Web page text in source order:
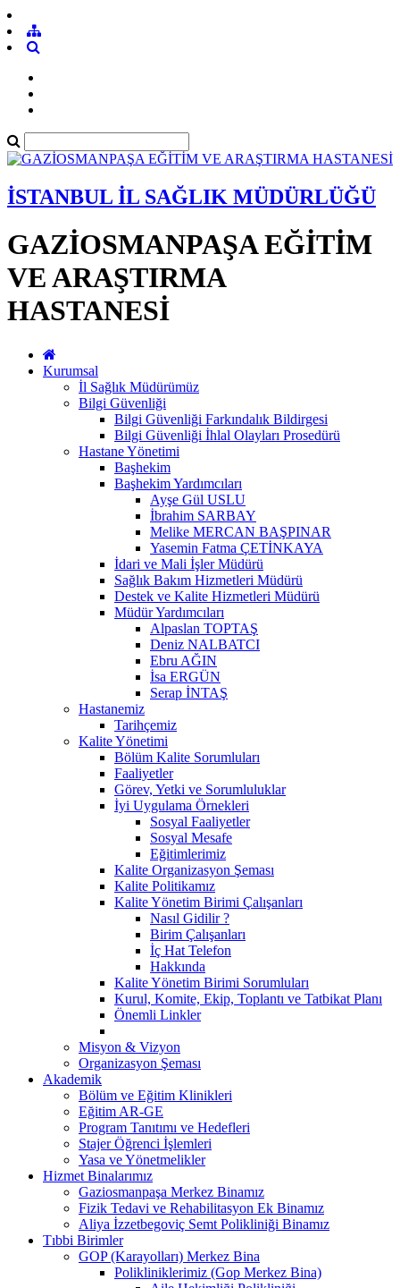
İSTANBUL İL SAĞLIK MÜDÜRLÜĞÜ
GAZİOSMANPAŞA EĞİTİM
VE ARAŞTIRMA
HASTANESİ
Kurumsal
İl Sağlık Müdürümüz
Bilgi Güvenliği
Bilgi Güvenliği Farkındalık Bildirgesi
Bilgi Güvenliği İhlal Olayları Prosedürü
Hastane Yönetimi
Başhekim
Başhekim Yardımcıları
Ayşe Gül USLU
İbrahim SARBAY
Melike MERCAN BAŞPINAR
Yasemin Fatma ÇETİNKAYA
İdari ve Mali İşler Müdürü
Sağlık Bakım Hizmetleri Müdürü
Destek ve Kalite Hizmetleri Müdürü
Müdür Yardımcıları
Alpaslan TOPTAŞ
Deniz NALBATCI
Ebru AĞIN
İsa ERGÜN
Serap İNTAŞ
Hastanemiz
Tarihçemiz
Kalite Yönetimi
Bölüm Kalite Sorumluları
Faaliyetler
Görev, Yetki ve Sorumluluklar
İyi Uygulama Örnekleri
Sosyal Faaliyetler
Sosyal Mesafe
Eğitimlerimiz
Kalite Organizasyon Şeması
Kalite Politikamız
Kalite Yönetim Birimi Çalışanları
Nasıl Gidilir ?
Birim Çalışanları
İç Hat Telefon
Hakkında
Kalite Yönetim Birimi Sorumluları
Kurul, Komite, Ekip, Toplantı ve Tatbikat Planı
Önemli Linkler
Misyon & Vizyon
Organizasyon Şeması
Akademik
Bölüm ve Eğitim Klinikleri
Eğitim AR-GE
Program Tanıtımı ve Hedefleri
Stajer Öğrenci İşlemleri
Yasa ve Yönetmelikler
Hizmet Binalarımız
Gaziosmanpaşa Merkez Binamız
Fizik Tedavi ve Rehabilitasyon Ek Binamız
Aliya İzzetbegoviç Semt Polikliniği Binamız
Tıbbi Birimler
GOP (Karayolları) Merkez Bina
Polikliniklerimiz (Gop Merkez Bina)